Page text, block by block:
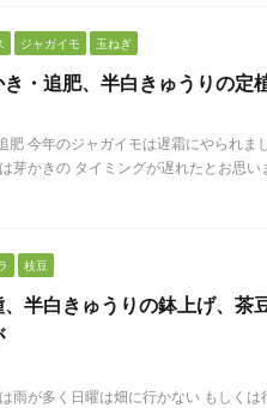
ジャガイモ 玉ねぎ
・追肥、半白きゅうりの定
肥 今年のジャガイモは遅霜にやられま
芽かきの タイミングが遅れたとお思
枝豆
半白きゅうりの鉢上げ、茶
雨が多く日曜は畑に行かない もしく